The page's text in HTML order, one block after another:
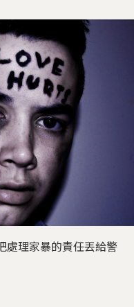
處理家暴的責任丟給警